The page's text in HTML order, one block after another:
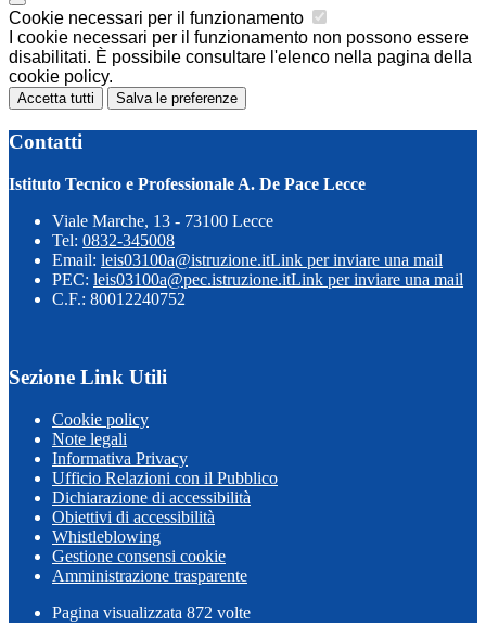
Cookie necessari per il funzionamento
I cookie necessari per il funzionamento non possono essere
disabilitati. È possibile consultare l'elenco nella pagina della
cookie policy.
Accetta tutti Salva le preferenze
Contatti
Istituto Tecnico e Professionale A. De Pace Lecce
Viale Marche, 13 - 73100 Lecce
Tel: 0832-345008
Email: leis03100a@istruzione.itLink per inviare una mail
PEC: leis03100a@pec.istruzione.itLink per inviare una mail
C.F.: 80012240752
Sezione Link Utili
Cookie policy
Note legali
Informativa Privacy
Ufficio Relazioni con il Pubblico
Dichiarazione di accessibilità
Obiettivi di accessibilità
Whistleblowing
Gestione consensi cookie
Amministrazione trasparente
Pagina visualizzata 872 volte